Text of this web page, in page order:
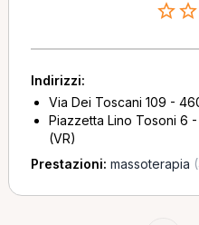
Indirizzi:
Via Dei Toscani 109 -
Piazzetta Lino Tosoni 6
(VR)
Prestazioni: massoterapia